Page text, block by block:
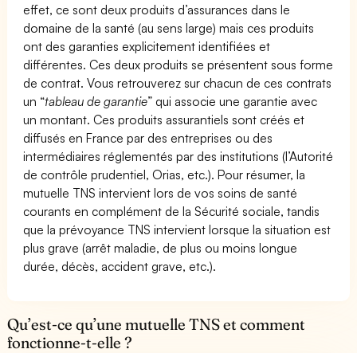
effet, ce sont deux produits d’assurances dans le
domaine de la santé (au sens large) mais ces produits
ont des garanties explicitement identifiées et
différentes. Ces deux produits se présentent sous forme
de contrat. Vous retrouverez sur chacun de ces contrats
un “tableau de garantie” qui associe une garantie avec
un montant. Ces produits assurantiels sont créés et
diffusés en France par des entreprises ou des
intermédiaires réglementés par des institutions (l’Autorité
de contrôle prudentiel, Orias, etc.). Pour résumer, la
mutuelle TNS intervient lors de vos soins de santé
courants en complément de la Sécurité sociale, tandis
que la prévoyance TNS intervient lorsque la situation est
plus grave (arrêt maladie, de plus ou moins longue
durée, décès, accident grave, etc.).
Qu’est-ce qu’une mutuelle TNS et comment
fonctionne-t-elle ?